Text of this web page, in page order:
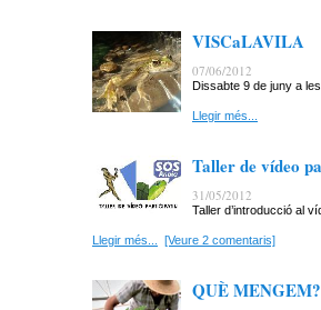
VISCaLAVILA
07/06/2012
Dissabte 9 de juny a
Llegir més...
Taller de vídeo
31/05/2012
Taller d’introducció al
Llegir més... [Veure 2 comentaris]
QUÈ MENGEM?